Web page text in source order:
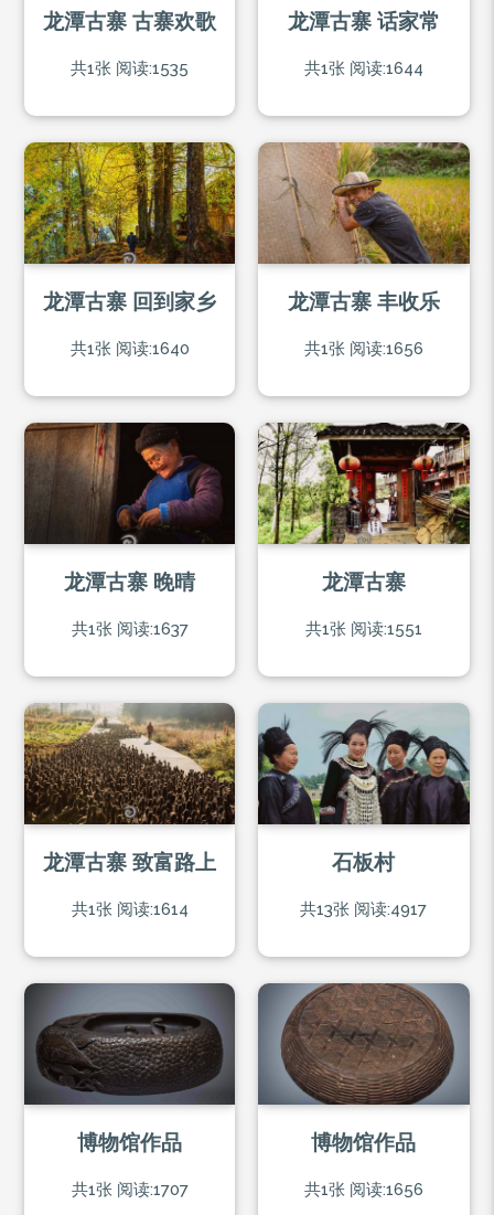
龙潭古寨 古寨欢歌
共1张 阅读:1535
龙潭古寨 话家常
共1张 阅读:1644
龙潭古寨 回到家乡
共1张 阅读:1640
龙潭古寨 丰收乐
共1张 阅读:1656
龙潭古寨 晚晴
共1张 阅读:1637
龙潭古寨
共1张 阅读:1551
龙潭古寨 致富路上
共1张 阅读:1614
石板村
共13张 阅读:4917
博物馆作品
共1张 阅读:1707
博物馆作品
共1张 阅读:1656